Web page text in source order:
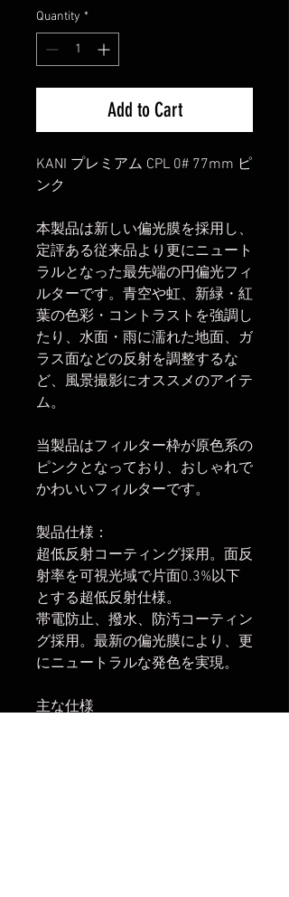
Quantity *
Add to Cart
KANI プレミアム CPL 0# 77mm ピ
ンク
本製品は新しい偏光膜を採用し、
定評ある従来品より更にニュート
ラルとなった最先端の円偏光フィ
ルターです。青空や虹、新緑・紅
葉の色彩・コントラストを強調し
たり、水面・雨に濡れた地面、ガ
ラス面などの反射を調整するな
ど、風景撮影にオススメのアイテ
ム。
当製品はフィルター枠が原色系の
ピンクとなっており、おしゃれで
かわいいフィルターです。
製品仕様：
超低反射コーティング採用。面反
射率を可視光域で片面0.3%以下
とする超低反射仕様。
帯電防止、撥水、防汚コーティン
グ採用。最新の偏光膜により、更
にニュートラルな発色を実現。
主な仕様